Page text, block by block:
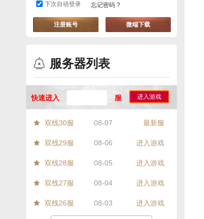
下次自动登录 忘记密码 ?
注册账号 微端下载
服务器列表
快速进入 服 进入游戏
双线30服 08-07 最新服
双线29服 08-06 进入游戏
双线28服 08-05 进入游戏
双线27服 08-04 进入游戏
双线26服 08-03 进入游戏